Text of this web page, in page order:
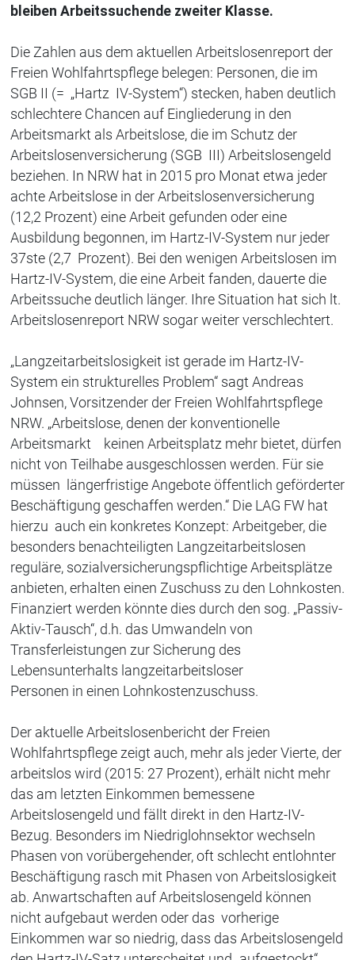
bleiben Arbeitssuchende zweiter Klasse.
Die Zahlen aus dem aktuellen Arbeitslosenreport der
Freien Wohlfahrtspflege belegen: Personen, die im
SGB II (= „Hartz IV-System“) stecken, haben deutlich
schlechtere Chancen auf Eingliederung in den
Arbeitsmarkt als Arbeitslose, die im Schutz der
Arbeitslosenversicherung (SGB III) Arbeitslosengeld
beziehen. In NRW hat in 2015 pro Monat etwa jeder
achte Arbeitslose in der Arbeitslosenversicherung
(12,2 Prozent) eine Arbeit gefunden oder eine
Ausbildung begonnen, im Hartz-IV-System nur jeder
37ste (2,7 Prozent). Bei den wenigen Arbeitslosen im
Hartz-IV-System, die eine Arbeit fanden, dauerte die
Arbeitssuche deutlich länger. Ihre Situation hat sich lt.
Arbeitslosenreport NRW sogar weiter verschlechtert.
„Langzeitarbeitslosigkeit ist gerade im Hartz-IV-
System ein strukturelles Problem“ sagt Andreas
Johnsen, Vorsitzender der Freien Wohlfahrtspflege
NRW. „Arbeitslose, denen der konventionelle
Arbeitsmarkt keinen Arbeitsplatz mehr bietet, dürfen
nicht von Teilhabe ausgeschlossen werden. Für sie
müssen längerfristige Angebote öffentlich geförderter
Beschäftigung geschaffen werden.“ Die LAG FW hat
hierzu auch ein konkretes Konzept: Arbeitgeber, die
besonders benachteiligten Langzeitarbeitslosen
reguläre, sozialversicherungspflichtige Arbeitsplätze
anbieten, erhalten einen Zuschuss zu den Lohnkosten.
Finanziert werden könnte dies durch den sog. „Passiv-
Aktiv-Tausch“, d.h. das Umwandeln von
Transferleistungen zur Sicherung des
Lebensunterhalts langzeitarbeitsloser
Personen in einen Lohnkostenzuschuss.
Der aktuelle Arbeitslosenbericht der Freien
Wohlfahrtspflege zeigt auch, mehr als jeder Vierte, der
arbeitslos wird (2015: 27 Prozent), erhält nicht mehr
das am letzten Einkommen bemessene
Arbeitslosengeld und fällt direkt in den Hartz-IV-
Bezug. Besonders im Niedriglohnsektor wechseln
Phasen von vorübergehender, oft schlecht entlohnter
Beschäftigung rasch mit Phasen von Arbeitslosigkeit
ab. Anwartschaften auf Arbeitslosengeld können
nicht aufgebaut werden oder das vorherige
Einkommen war so niedrig, dass das Arbeitslosengeld